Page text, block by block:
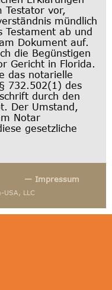
Testator vor,
mündlich
Testament ab und
Dokument auf.
die Begünstigen
Gericht in Florida.
das notarielle
732.502(1) des
durch den
Der Umstand,
Notar
gesetzliche
LLC
— Impressum